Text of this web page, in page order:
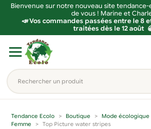
Bienvenue sur notre nouveau site tendance-
de vous ! Marine et
📣 Vos commandes passées entre le 8
traitées dès le 12 août
navigation
contenu
Rechercher
un
produit...
Tendance Ecolo Boutique Mode écologique
Femme
Top Picture water stripes